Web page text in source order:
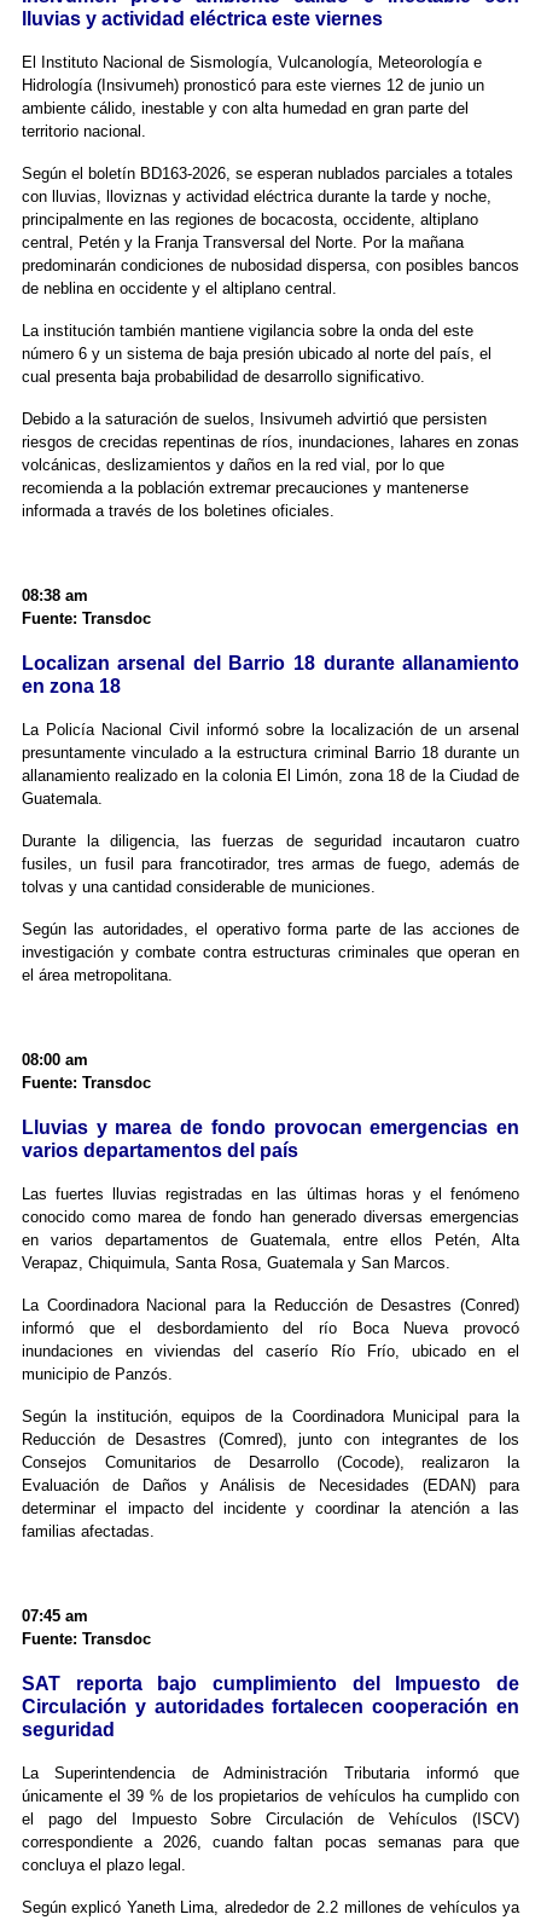
lluvias y actividad eléctrica este viernes
El Instituto Nacional de Sismología, Vulcanología, Meteorología e
Hidrología (Insivumeh) pronosticó para este viernes 12 de junio un
ambiente cálido, inestable y con alta humedad en gran parte del
territorio nacional.
Según el boletín BD163-2026, se esperan nublados parciales a totales
con lluvias, lloviznas y actividad eléctrica durante la tarde y noche,
principalmente en las regiones de bocacosta, occidente, altiplano
central, Petén y la Franja Transversal del Norte. Por la mañana
predominarán condiciones de nubosidad dispersa, con posibles bancos
de neblina en occidente y el altiplano central.
La institución también mantiene vigilancia sobre la onda del este
número 6 y un sistema de baja presión ubicado al norte del país, el
cual presenta baja probabilidad de desarrollo significativo.
Debido a la saturación de suelos, Insivumeh advirtió que persisten
riesgos de crecidas repentinas de ríos, inundaciones, lahares en zonas
volcánicas, deslizamientos y daños en la red vial, por lo que
recomienda a la población extremar precauciones y mantenerse
informada a través de los boletines oficiales.
08:38 am
Fuente: Transdoc
Localizan arsenal del Barrio 18 durante allanamiento
en zona 18
La Policía Nacional Civil informó sobre la localización de un arsenal
presuntamente vinculado a la estructura criminal Barrio 18 durante un
allanamiento realizado en la colonia El Limón, zona 18 de la Ciudad de
Guatemala.
Durante la diligencia, las fuerzas de seguridad incautaron cuatro
fusiles, un fusil para francotirador, tres armas de fuego, además de
tolvas y una cantidad considerable de municiones.
Según las autoridades, el operativo forma parte de las acciones de
investigación y combate contra estructuras criminales que operan en
el área metropolitana.
08:00 am
Fuente: Transdoc
Lluvias y marea de fondo provocan emergencias en
varios departamentos del país
Las fuertes lluvias registradas en las últimas horas y el fenómeno
conocido como marea de fondo han generado diversas emergencias
en varios departamentos de Guatemala, entre ellos Petén, Alta
Verapaz, Chiquimula, Santa Rosa, Guatemala y San Marcos.
La Coordinadora Nacional para la Reducción de Desastres (Conred)
informó que el desbordamiento del río Boca Nueva provocó
inundaciones en viviendas del caserío Río Frío, ubicado en el
municipio de Panzós.
Según la institución, equipos de la Coordinadora Municipal para la
Reducción de Desastres (Comred), junto con integrantes de los
Consejos Comunitarios de Desarrollo (Cocode), realizaron la
Evaluación de Daños y Análisis de Necesidades (EDAN) para
determinar el impacto del incidente y coordinar la atención a las
familias afectadas.
07:45 am
Fuente: Transdoc
SAT reporta bajo cumplimiento del Impuesto de
Circulación y autoridades fortalecen cooperación en
seguridad
La Superintendencia de Administración Tributaria informó que
únicamente el 39 % de los propietarios de vehículos ha cumplido con
el pago del Impuesto Sobre Circulación de Vehículos (ISCV)
correspondiente a 2026, cuando faltan pocas semanas para que
concluya el plazo legal.
Según explicó Yaneth Lima, alrededor de 2.2 millones de vehículos ya